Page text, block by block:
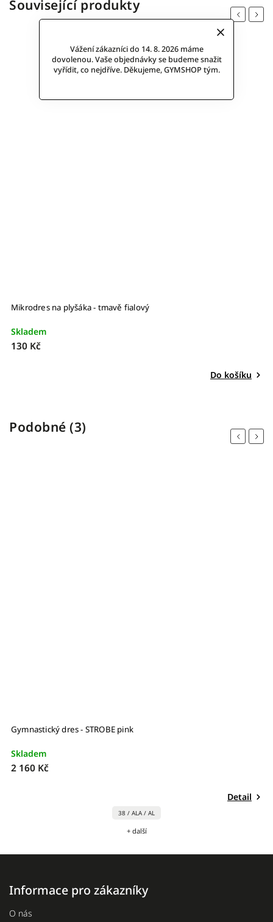
Vážení zákazníci do 14. 8. 2026 máme
dovolenou. Vaše objednávky se budeme snažit
vyřídit, co nejdříve. Děkujeme, GYMSHOP tým.
Související produkty
Previous
Mikrodres na plyšáka - tmavě fialový
Skladem
130 Kč
Do košíku
Next
Podobné (3)
Previous
Gymnastický dres - STROBE pink
Skladem
2 160 Kč
Detail
38 / ALA / AL
+ další
Next
Informace pro zákazníky
O nás